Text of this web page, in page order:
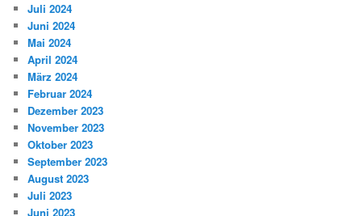
Juli 2024
Juni 2024
Mai 2024
April 2024
März 2024
Februar 2024
Dezember 2023
November 2023
Oktober 2023
September 2023
August 2023
Juli 2023
Juni 2023